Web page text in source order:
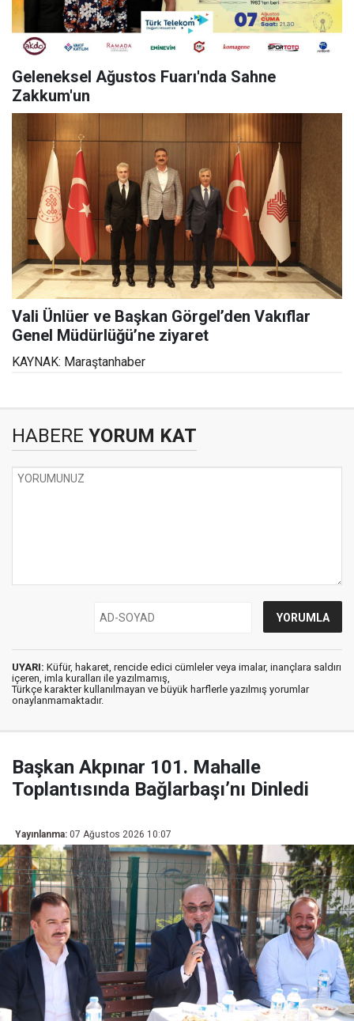
Geleneksel Ağustos Fuarı'nda Sahne
Zakkum'un
Vali Ünlüer ve Başkan Görgel’den Vakıflar
Genel Müdürlüğü’ne ziyaret
KAYNAK: Maraştanhaber
HABERE YORUM KAT
UYARI: Küfür, hakaret, rencide edici cümleler veya imalar, inançlara saldırı
içeren, imla kuralları ile yazılmamış,
Türkçe karakter kullanılmayan ve büyük harflerle yazılmış yorumlar
onaylanmamaktadır.
Başkan Akpınar 101. Mahalle
Toplantısında Bağlarbaşı’nı Dinledi
Yayınlanma: 07 Ağustos 2026 10:07